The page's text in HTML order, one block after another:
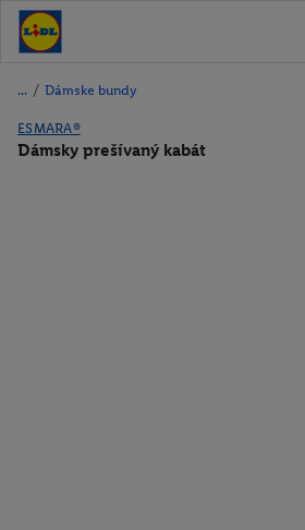
/ Dámske bundy
ESMARA®
Dámsky prešívaný kabát